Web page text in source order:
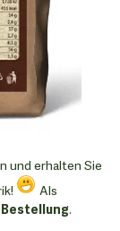
und erhalten Sie
Als
Bestellung.